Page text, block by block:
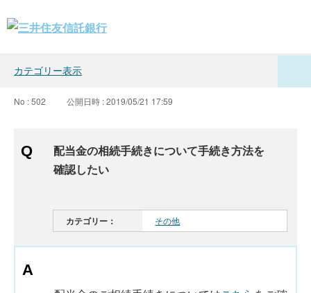
カテゴリー表示
No : 502 公開日時 : 2019/05/21 17:59
配当金の相続手続きについて手続き方法を
確認したい
カテゴリー： その他